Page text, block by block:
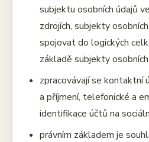
subjektu osobních údajů
zdrojích, subjekty
spojovat do logických
základě subjekty
zpracovávají se kontaktní
a příjmení, telefonické a
identifikace účtů na
právním základem je